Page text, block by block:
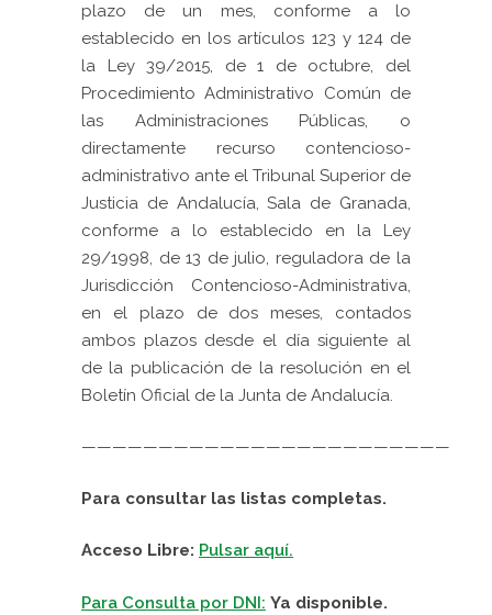
plazo de un mes, conforme a lo
establecido en los artículos 123 y 124 de
la Ley 39/2015, de 1 de octubre, del
Procedimiento Administrativo Común de
las Administraciones Públicas, o
directamente recurso contencioso-
administrativo ante el Tribunal Superior de
Justicia de Andalucía, Sala de Granada,
conforme a lo establecido en la Ley
29/1998, de 13 de julio, reguladora de la
Jurisdicción Contencioso-Administrativa,
en el plazo de dos meses, contados
ambos plazos desde el día siguiente al
de la publicación de la resolución en el
Boletín Oficial de la Junta de Andalucía.
————————————————————————
Para consultar las listas completas.
Acceso Libre: Pulsar aquí.
Para Consulta por DNI: Ya disponible.